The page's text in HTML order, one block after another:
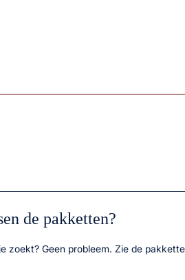
de pakketten?
zoekt? Geen probleem. Zie de